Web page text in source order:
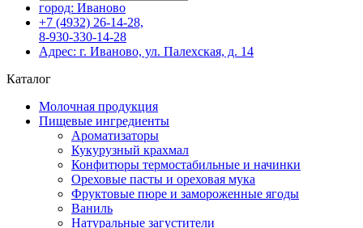
город: Иваново
+7 (4932) 26-14-28,
8-930-330-14-28
Адрес: г. Иваново, ул. Палехская, д. 14
Каталог
Молочная продукция
Пищевые ингредиенты
Ароматизаторы
Кукурузный крахмал
Конфитюры термостабильные и начинки
Ореховые пасты и ореховая мука
Фруктовые пюре и замороженные ягоды
Ваниль
Натуральные загустители